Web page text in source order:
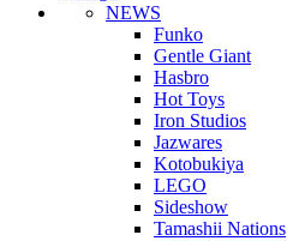
NEWS
Funko
Gentle Giant
Hasbro
Hot Toys
Iron Studios
Jazwares
Kotobukiya
LEGO
Sideshow
Tamashii Nations